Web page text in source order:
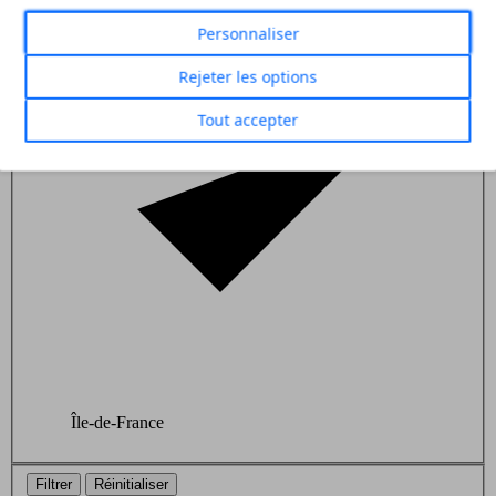
Île-de-France
Filtrer Réinitialiser
Personnaliser
Rejeter les options
Tout accepter